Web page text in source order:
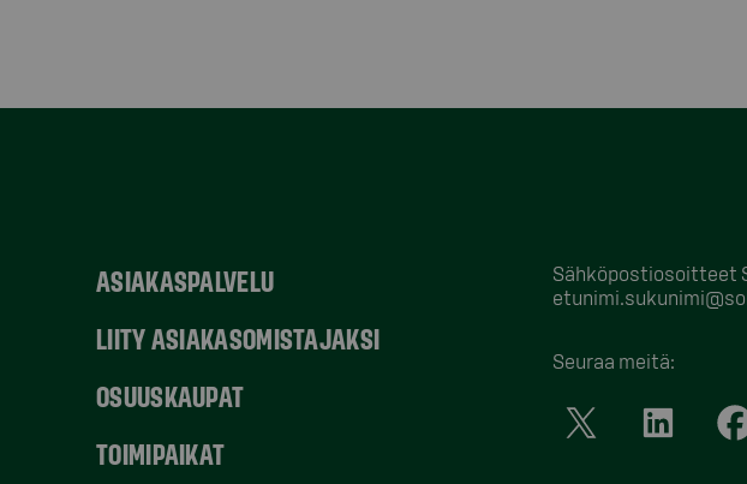
ASIAKASPALVELU
LIITY ASIAKASOMISTAJAKSI
OSUUSKAUPAT
TOIMIPAIKAT
Sähköpostiosoitteet
Seuraa meitä: